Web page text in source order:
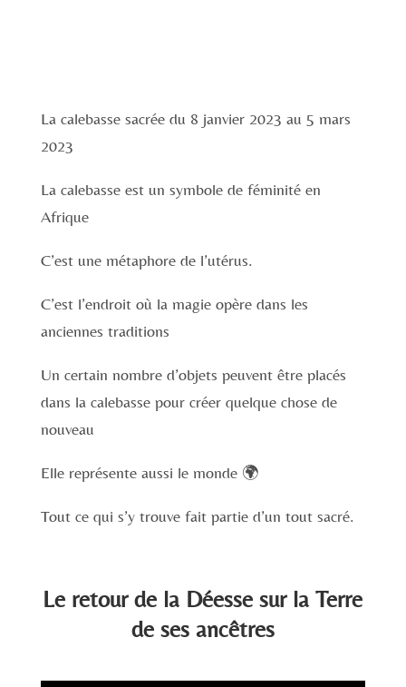
La calebasse sacrée du 8 janvier 2023 au 5 mars
2023
La calebasse est un symbole de féminité en
Afrique
C’est une métaphore de l’utérus.
C’est l’endroit où la magie opère dans les
anciennes traditions
Un certain nombre d’objets peuvent être placés
dans la calebasse pour créer quelque chose de
nouveau
Elle représente aussi le monde 🌍
Tout ce qui s’y trouve fait partie d’un tout sacré.
Le retour de la Déesse sur la Terre
de ses ancêtres